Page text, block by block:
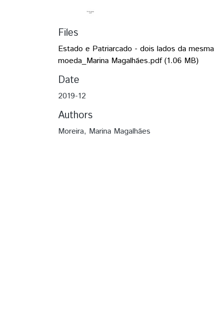
Files
Estado e Patriarcado - dois lados da mesma
moeda_Marina Magalhães.pdf(1.06 MB)
Date
2019-12
Authors
Moreira, Marina Magalhães